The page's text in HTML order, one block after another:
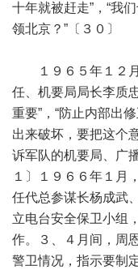
十年就被赶走”，“我
领北京？”〔３０〕
１９６５年１２月
任、机要局局长李质
重要”，“防止内部出
出来破坏，要把这个
诉军队的机要局、广
１〕１９６６年１月
任代总参谋长杨成武
立电台安全保卫小组
作。３、４月间，周
警卫情况，指示要制